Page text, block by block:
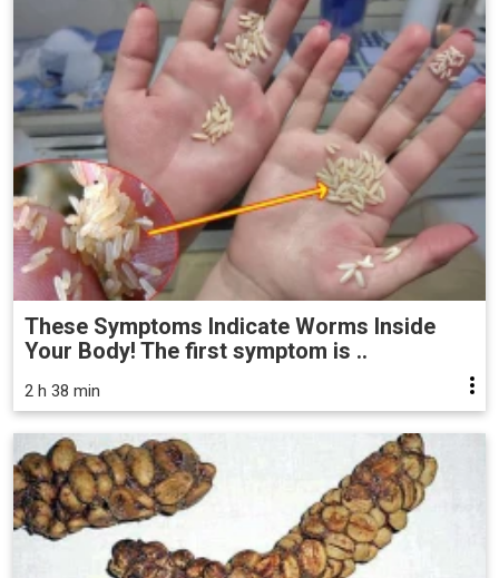
These Symptoms Indicate Worms Inside
Your Body! The first symptom is ..
2 h 38 min